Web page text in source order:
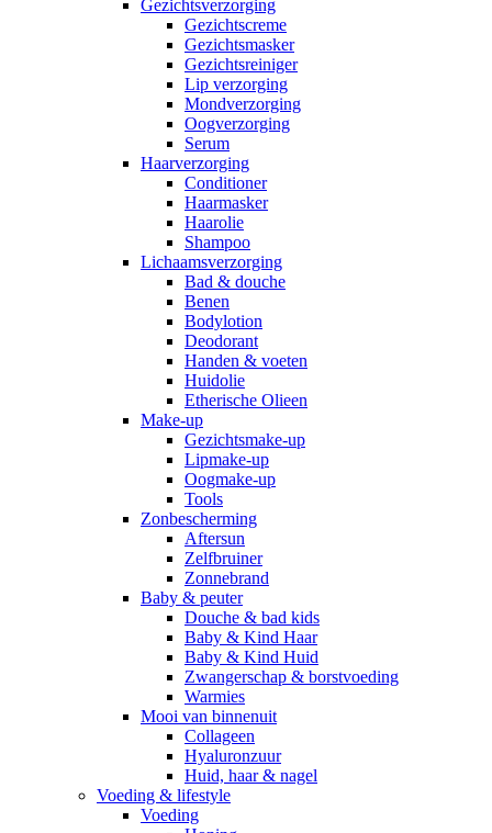
Gezichtsverzorging
Gezichtscreme
Gezichtsmasker
Gezichtsreiniger
Lip verzorging
Mondverzorging
Oogverzorging
Serum
Haarverzorging
Conditioner
Haarmasker
Haarolie
Shampoo
Lichaamsverzorging
Bad & douche
Benen
Bodylotion
Deodorant
Handen & voeten
Huidolie
Etherische Olieen
Make-up
Gezichtsmake-up
Lipmake-up
Oogmake-up
Tools
Zonbescherming
Aftersun
Zelfbruiner
Zonnebrand
Baby & peuter
Douche & bad kids
Baby & Kind Haar
Baby & Kind Huid
Zwangerschap & borstvoeding
Warmies
Mooi van binnenuit
Collageen
Hyaluronzuur
Huid, haar & nagel
Voeding & lifestyle
Voeding